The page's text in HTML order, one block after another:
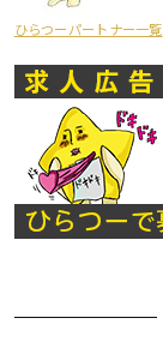
ひらつーパートナー一覧